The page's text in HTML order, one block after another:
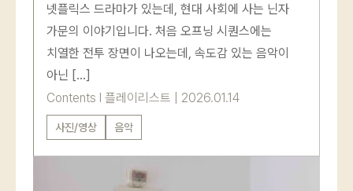
넷플릭스 드라마가 있는데, 현대 사회에 사는 닌자
가문의 이야기입니다. 처음 오프닝 시퀀스에는
치열한 전투 장면이 나오는데, 속도감 있는 음악이
아닌 […]
Contents l 플레이리스트 2026.01.14
사진/영상 음악